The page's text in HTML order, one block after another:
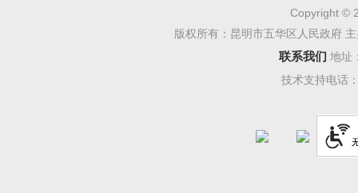
Copyright ©
版权所有：昆明市五华区人民政府
联系我们 地址
技术支持电话